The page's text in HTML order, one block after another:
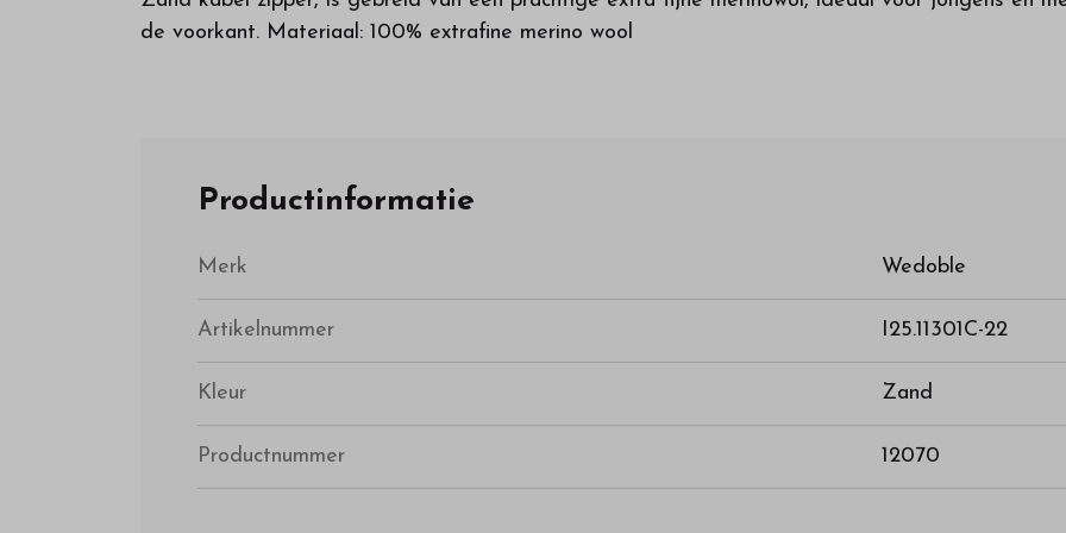
de voorkant. Materiaal: 100% extrafine merino wool
Productinformatie
Merk Wedoble
Artikelnummer I25.11301C-22
Kleur Zand
Productnummer 12070